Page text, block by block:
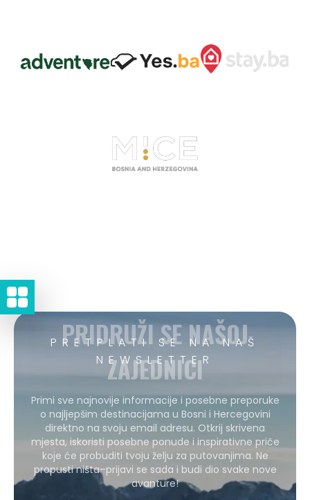
PRETPLATI SE NA NAŠ
NEWSLETTER
PRIDRUŽI SE NAŠOJ
ZAJEDNICI
Primi sve najnovije informacije i posebne preporuke
o najljepšim destinacijama u Bosni i Hercegovini
direktno na svoju email adresu. Otkrij skrivena
mjesta, iskoristi posebne ponude i inspirativne priče
koje će probuditi tvoju želju za putovanjima. Ne
propusti ništa–prijavi se sada i budi dio svake nove
avanture!